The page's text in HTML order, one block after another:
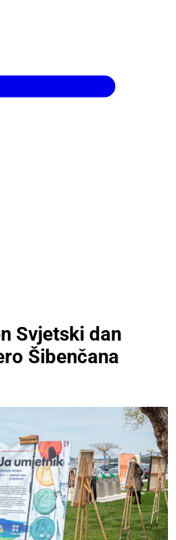
Svjetski dan
Šibenčana